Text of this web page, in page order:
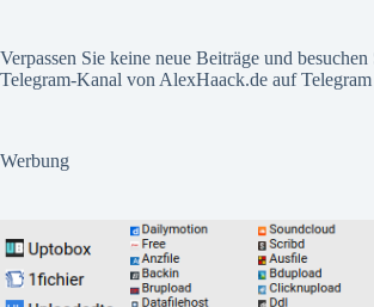
Verpassen Sie keine neue Beiträge und besuchen
Telegram-Kanal von AlexHaack.de aufTelegram
Werbung